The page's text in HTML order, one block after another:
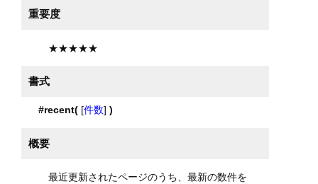
重要度
★★★★★
書式
#recent([件数] )
概要
最近更新されたページのうち、最新の数件を